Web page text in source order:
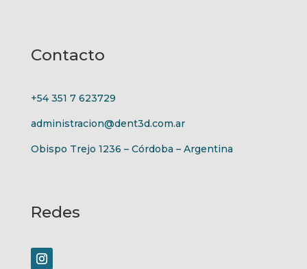
Contacto
+54 351 7 623729
administracion@dent3d.com.ar
Obispo Trejo 1236 – Córdoba – Argentina
Redes